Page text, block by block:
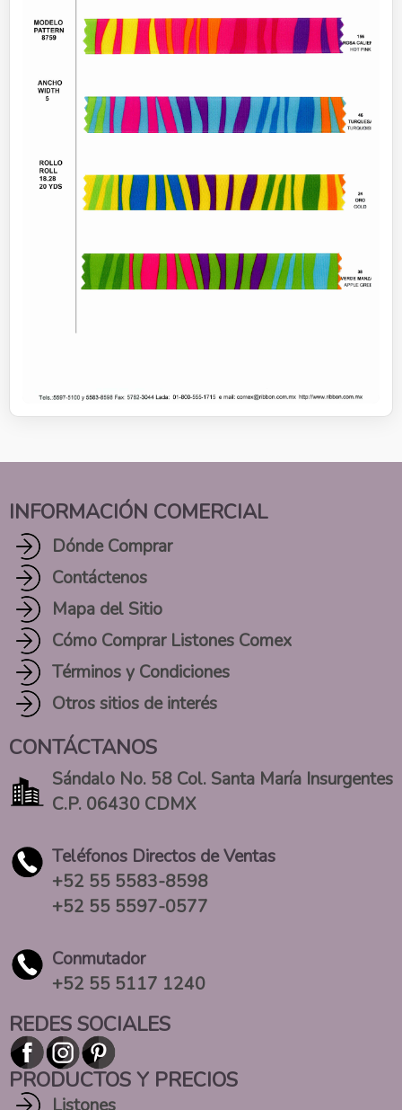
INFORMACIÓN COMERCIAL
Dónde Comprar
Contáctenos
Mapa del Sitio
Cómo Comprar Listones Comex
Términos y Condiciones
Otros sitios de interés
CONTÁCTANOS
Sándalo No. 58 Col. Santa María Insurgentes
C.P. 06430 CDMX
Teléfonos Directos de Ventas
+52 55 5583-8598
+52 55 5597-0577
Conmutador
+52 55 5117 1240
REDES SOCIALES
PRODUCTOS Y PRECIOS